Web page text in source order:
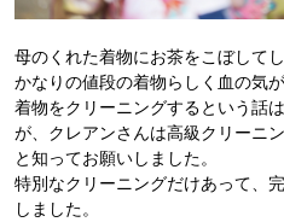
母のくれた着物にお茶をこぼしてし
かなりの値段の着物らしく血の気
着物をクリーニングするという話
が、クレアンさんは高級クリーニ
と知ってお願いしました。
特別なクリーニングだけあって、
しました。